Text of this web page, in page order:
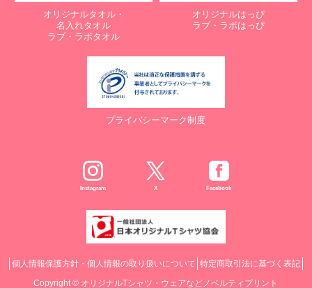
オリジナルタオル・
名入れタオル
ラブ・ラボタオル
オリジナルはっぴ
ラブ・ラボはっぴ
プライバシーマーク制度
Instagram X Facebook
個人情報保護方針・個人情報の取り扱いについて 特定商取引法に基づく表記
Copyright © オリジナルTシャツ・ウェアなどノベルティプリント